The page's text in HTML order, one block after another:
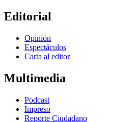
Editorial
Opinión
Espectáculos
Carta al editor
Multimedia
Podcast
Impreso
Reporte Ciudadano